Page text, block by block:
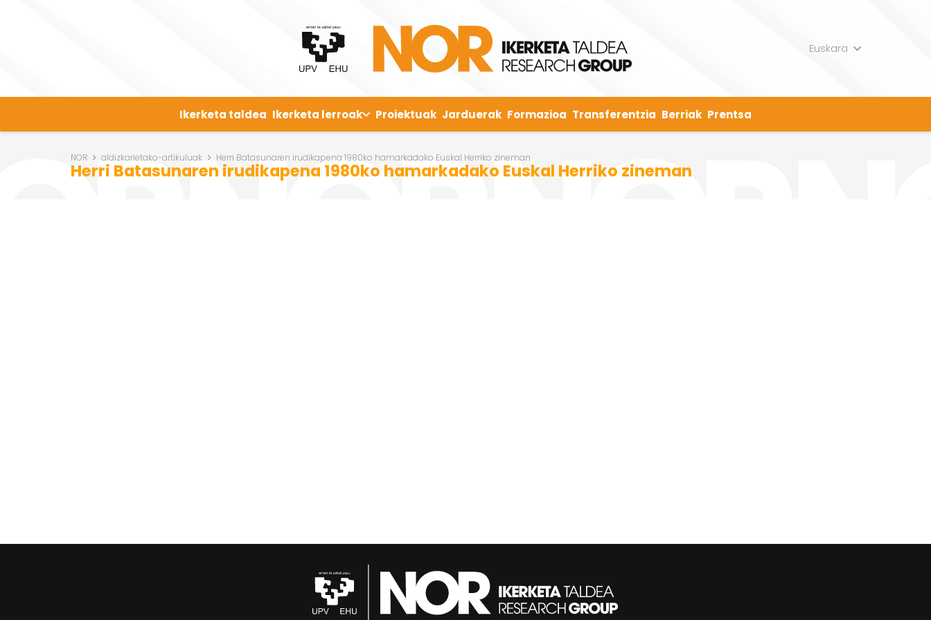
Euskara
Ikerketa taldea Ikerketa lerroak Proiektuak Jarduerak Formazioa Transferentzia Berriak Prentsa
NOR aldizkarietako-artikuluak Herri Batasunaren irudikapena 1980ko hamarkadako Euskal Herriko zineman
Herri Batasunaren irudikapena 1980ko hamarkadako Euskal Herriko zineman